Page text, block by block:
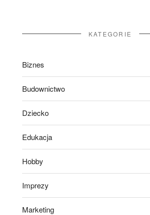
KATEGORIE
Biznes
Budownictwo
Dziecko
Edukacja
Hobby
Imprezy
Marketing